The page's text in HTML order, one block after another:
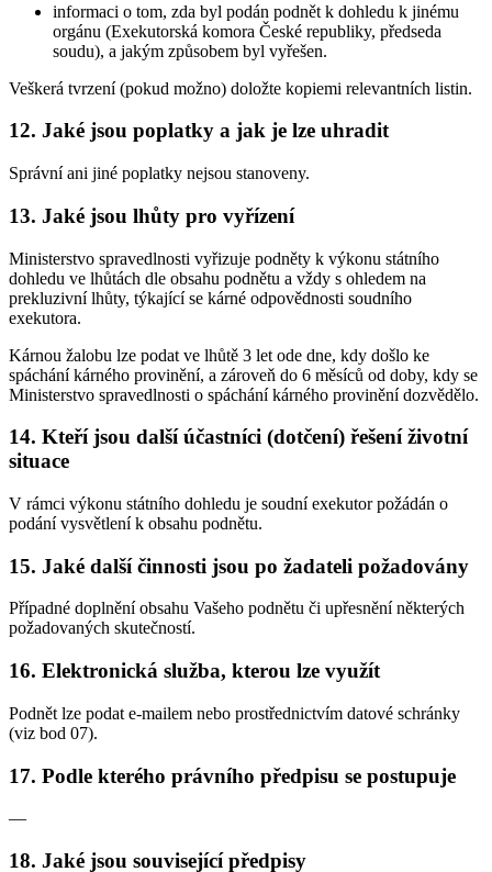
informaci o tom, zda byl podán podnět k dohledu k jinému
orgánu (Exekutorská komora České republiky, předseda
soudu), a jakým způsobem byl vyřešen.
Veškerá tvrzení (pokud možno) doložte kopiemi relevantních listin.
12. Jaké jsou poplatky a jak je lze uhradit
Správní ani jiné poplatky nejsou stanoveny.
13. Jaké jsou lhůty pro vyřízení
Ministerstvo spravedlnosti vyřizuje podněty k výkonu státního
dohledu ve lhůtách dle obsahu podnětu a vždy s ohledem na
prekluzivní lhůty, týkající se kárné odpovědnosti soudního
exekutora.
Kárnou žalobu lze podat ve lhůtě 3 let ode dne, kdy došlo ke
spáchání kárného provinění, a zároveň do 6 měsíců od doby, kdy se
Ministerstvo spravedlnosti o spáchání kárného provinění dozvědělo.
14. Kteří jsou další účastníci (dotčení) řešení životní
situace
V rámci výkonu státního dohledu je soudní exekutor požádán o
podání vysvětlení k obsahu podnětu.
15. Jaké další činnosti jsou po žadateli požadovány
Případné doplnění obsahu Vašeho podnětu či upřesnění některých
požadovaných skutečností.
16. Elektronická služba, kterou lze využít
Podnět lze podat e-mailem nebo prostřednictvím datové schránky
(viz bod 07).
17. Podle kterého právního předpisu se postupuje
—
18. Jaké jsou související předpisy